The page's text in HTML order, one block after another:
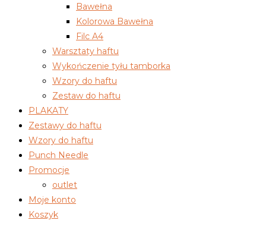
Bawełna
Kolorowa Bawełna
Filc A4
Warsztaty haftu
Wykończenie tyłu tamborka
Wzory do haftu
Zestaw do haftu
PLAKATY
Zestawy do haftu
Wzory do haftu
Punch Needle
Promocje
outlet
Moje konto
Koszyk